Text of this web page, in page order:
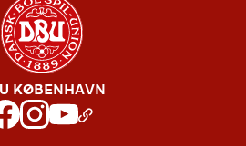
KØBENHAVN